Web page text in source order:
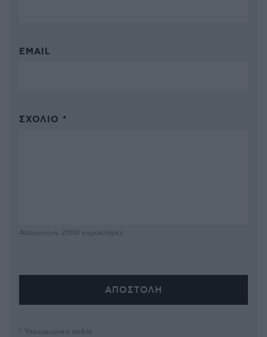
EMAIL
ΣΧΌΛΙΟ *
Απομένουν 2500 χαρακτήρες
* Υποχρεωτικά πεδία